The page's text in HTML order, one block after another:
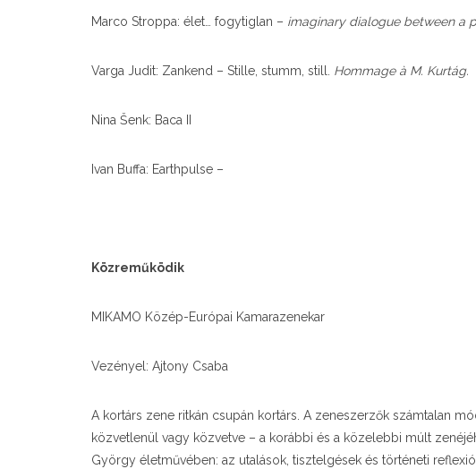
Marco Stroppa: élet… fogytiglan – imaginary dialogue between a
Varga Judit: Zankend – Stille, stumm, still. Hommage à M. Kurtág.
Nina Šenk: Baca II
Ivan Buffa: Earthpulse –
Közreműködik
MIKAMO Közép-Európai Kamarazenekar
Vezényel: Ajtony Csaba
A kortárs zene ritkán csupán kortárs. A zeneszerzők számtalan
közvetlenül vagy közvetve – a korábbi és a közelebbi múlt
György életművében: az utalások, tisztelgések és történeti